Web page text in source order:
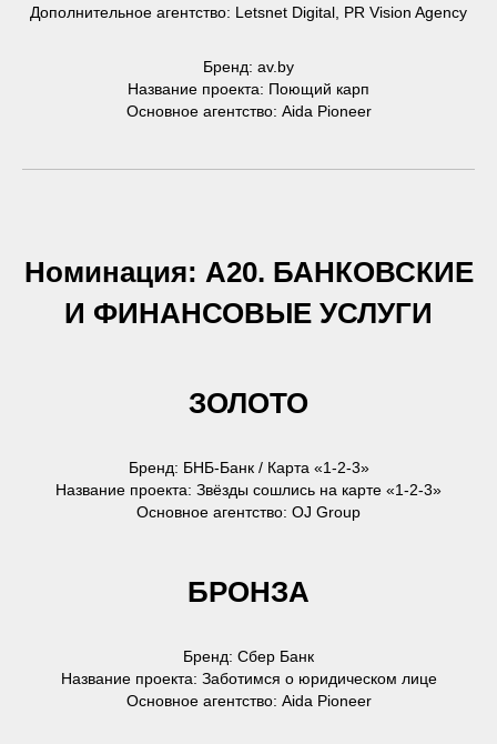
Дополнительное агентство: Letsnet Digital, PR Vision Agency
Бренд: av.by
Название проекта: Поющий карп
Основное агентство: Aida Pioneer
Номинация: А20. БАНКОВСКИЕ
И ФИНАНСОВЫЕ УСЛУГИ
ЗОЛОТО
Бренд: БНБ-Банк / Карта «1-2-3»
Название проекта: Звёзды сошлись на карте «1-2-3»
Основное агентство: OJ Group
БРОНЗА
Бренд: Сбер Банк
Название проекта: Заботимся о юридическом лице
Основное агентство: Aida Pioneer